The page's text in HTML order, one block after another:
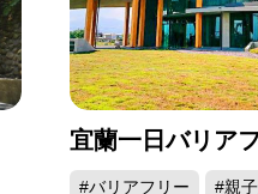
宜蘭一日バリア
#バリアフリー #親